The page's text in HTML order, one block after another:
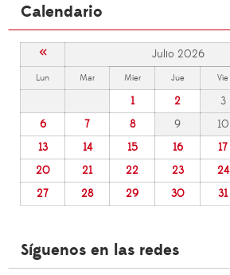
Calendario
« Julio 2026
Lun Mar Mier Jue Vie
1 2 3
6
7 8 9 10
13
14 15 16 17
20
21 22 23 24
27
28 29 30 31
Síguenos en las redes